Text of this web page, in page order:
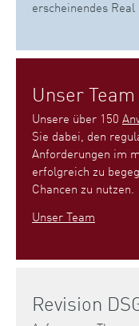
erscheinendes
Unser Team
Unsere über 150
Sie dabei, den
Anforderungen im
erfolgreich zu
Chancen zu nutzen.
Unser Team
Revision